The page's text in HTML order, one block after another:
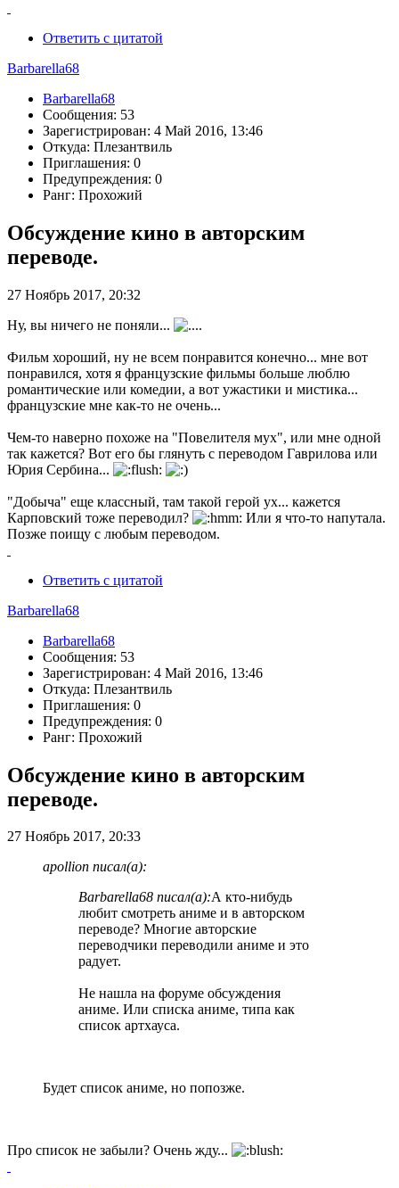
Ответить с цитатой
Barbarella68
Barbarella68
Сообщения: 53
Зарегистрирован: 4 Май 2016, 13:46
Откуда: Плезантвиль
Приглашения: 0
Предупреждения: 0
Ранг: Прохожий
Обсуждение кино в авторским
переводе.
27 Ноябрь 2017, 20:32
Ну, вы ничего не поняли...
Фильм хороший, ну не всем понравится конечно... мне вот
понравился, хотя я французские фильмы больше люблю
романтические или комедии, а вот ужастики и мистика...
французские мне как-то не очень...
Чем-то наверно похоже на "Повелителя мух", или мне одной
так кажется? Вот его бы глянуть с переводом Гаврилова или
Юрия Сербина...
"Добыча" еще классный, там такой герой ух... кажется
Карповский тоже переводил?
Или я что-то напутала.
Позже поищу с любым переводом.
Ответить с цитатой
Barbarella68
Barbarella68
Сообщения: 53
Зарегистрирован: 4 Май 2016, 13:46
Откуда: Плезантвиль
Приглашения: 0
Предупреждения: 0
Ранг: Прохожий
Обсуждение кино в авторским
переводе.
27 Ноябрь 2017, 20:33
apollion писал(а):
Barbarella68 писал(а):А кто-нибудь
любит смотреть аниме и в авторском
переводе? Многие авторские
переводчики переводили аниме и это
радует.
Не нашла на форуме обсуждения
аниме. Или списка аниме, типа как
список артхауса.
Будет список аниме, но попозже.
Про список не забыли? Очень жду...